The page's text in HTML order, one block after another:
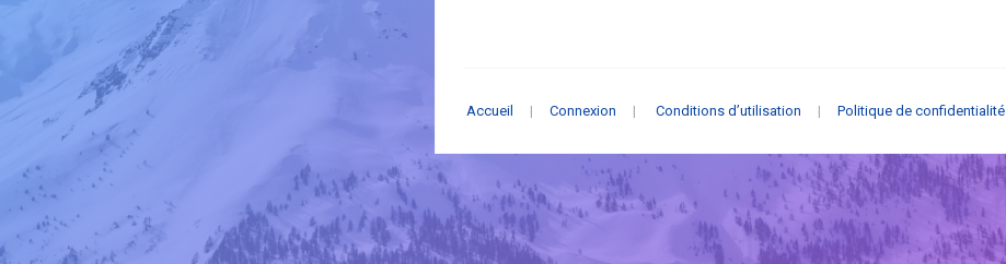
Accueil | Connexion | Conditions d’utilisation | Politique de confidentialité